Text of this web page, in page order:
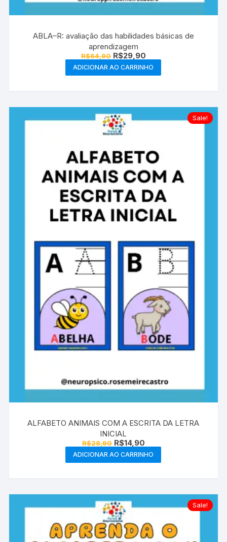
ABLA–R: avaliação das habilidades básicas de
aprendizagem
R$64,90 O
preço
original
era:
R$29,90O
preço
atual
é:
ADICIONAR AO CARRINHO
Sale!
ALFABETO ANIMAIS COM A ESCRITA DA LETRA
INICIAL
R$28,90 O
preço
original
era:
R$14,90O
preço
atual
é:
ADICIONAR AO CARRINHO
Sale!